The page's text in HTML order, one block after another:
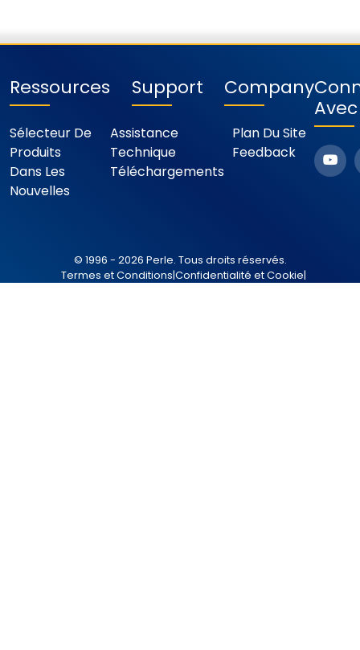
Ressources
Sélecteur De
Produits
Dans Les
Nouvelles
Support
Assistance
Technique
Téléchargements
Company
Plan Du Site
Feedback
© 1996 - 2026 Perle. Tous droits réservés.
Termes et Conditions|Confidentialité et Cookie|